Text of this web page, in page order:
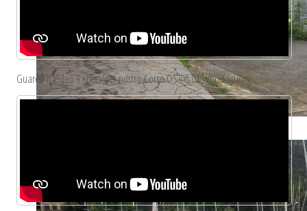
Guarda il Video Report del nostro Corso OSR 6.01 World Sailing